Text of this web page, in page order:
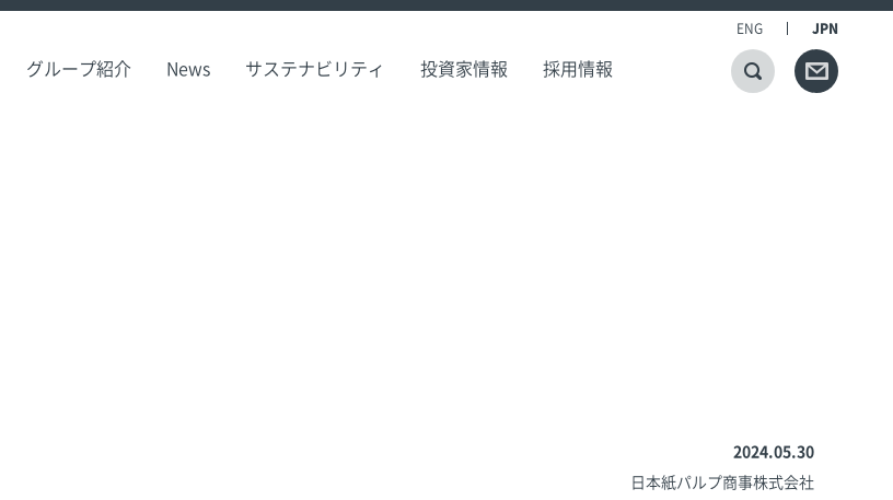
グループ紹介 News サステナビリティ 投資家情報 採用情報
ENG JPN
2024.05.30
日本紙パルプ商事株式会社